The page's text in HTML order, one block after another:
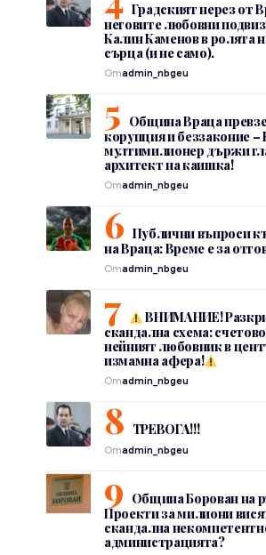
Градският нерез от
неговите любовни
Калин Каменов в ролята
сърца (и не само).
Отadmin_nbgeu
Община Враца
корупция и беззаконие
мултимилионер държи
архитект на каишка!
Отadmin_nbgeu
Публични въпроси
на Враца: Време е за
Отadmin_nbgeu
ВНИМАНИЕ!
скандална схема:
нейният любовник в
измамна афера!
Отadmin_nbgeu
ТРЕВОГА!!!
Отadmin_nbgeu
Община Борован на
Проекти за милиони
скандална
администрацията?